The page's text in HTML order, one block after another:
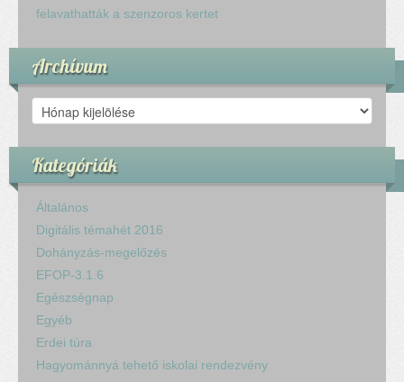
Nyelvi vetélkedő
Hagyománnyá tehető iskolai rendezvény
TÁMOP-3.1.6-11/2
TÁMOP-3.3.15.
TIOP-1.1.1-12/1
Kutyaterápia
RRF-1.2.4-25-2025-00053
Ökoiskola
Elérhetőségek
Fogadóóra
Tájékoztatás
Állásajánlatok
felavathatták a szenzoros kertet
Archívum
Archívum
Kategóriák
Általános
Digitális témahét 2016
Dohányzás-megelőzés
EFOP-3.1.6
Egészségnap
Egyéb
Erdei túra
Hagyománnyá tehető iskolai rendezvény